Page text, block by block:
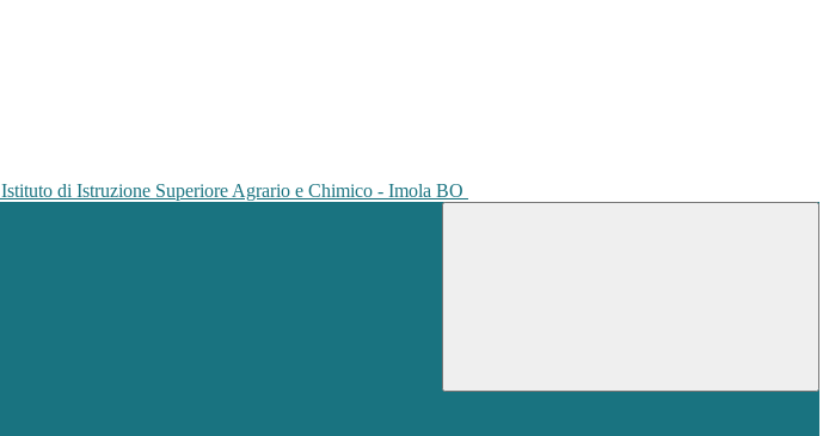
Istituto di Istruzione Superiore Agrario e Chimico - Imola BO